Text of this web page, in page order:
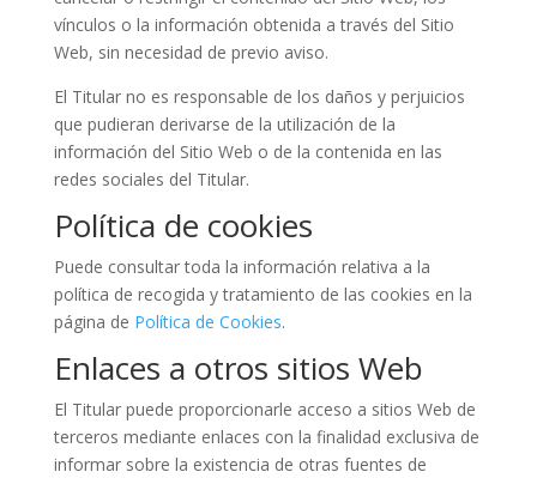
vínculos o la información obtenida a través del Sitio
Web, sin necesidad de previo aviso.
El Titular no es responsable de los daños y perjuicios
que pudieran derivarse de la utilización de la
información del Sitio Web o de la contenida en las
redes sociales del Titular.
Política de cookies
Puede consultar toda la información relativa a la
política de recogida y tratamiento de las cookies en la
página de Política de Cookies.
Enlaces a otros sitios Web
El Titular puede proporcionarle acceso a sitios Web de
terceros mediante enlaces con la finalidad exclusiva de
informar sobre la existencia de otras fuentes de